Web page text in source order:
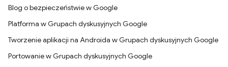
Blog o bezpieczeństwie w Google
Platforma w Grupach dyskusyjnych Google
Tworzenie aplikacji na Androida w Grupach dyskusyjnych Google
Portowanie w Grupach dyskusyjnych Google